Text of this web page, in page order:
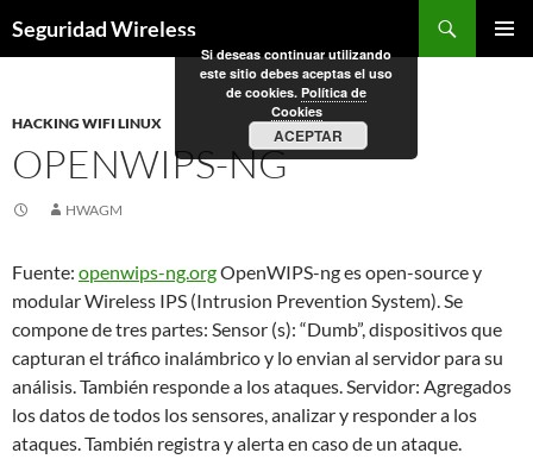
alSeguridad Wireless
HACKING WIFI LINUX
OPENWIPS-NG
HWAGM
Fuente: openwips-ng.orgOpenWIPS-ng es open-source y
modular Wireless IPS (Intrusion Prevention System). Se
compone de tres partes: Sensor (s): “Dumb”, dispositivos que
capturan el tráfico inalámbrico y lo envian al servidor para su
análisis. También responde a los ataques. Servidor: Agregados
los datos de todos los sensores, analizar y responder a los
ataques. También registra y alerta en caso de un ataque.
Si deseas continuar utilizando
este sitio debes aceptas el uso
de cookies. Política de
Cookies
ACEPTAR